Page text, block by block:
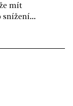
mít
snížení...